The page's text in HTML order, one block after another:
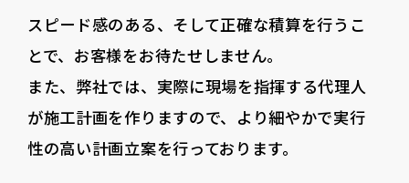
スピード感のある、そして正確な積算を行うこ
とで、お客様をお待たせしません。
また、弊社では、実際に現場を指揮する代理人
が施工計画を作りますので、より細やかで実行
性の高い計画立案を行っております。